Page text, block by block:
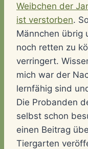
Weibchen der
ist verstorben.
Männchen übrig
noch retten zu
verringert.
mich war der
lernfähig sind
Die Probanden
selbst schon
einen Beitrag
Tiergarten